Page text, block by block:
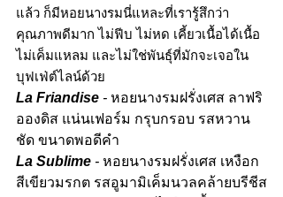
แล้ว ก็มีหอยนางรมนี่แหละที่เรารู้สึกว่า
คุณภาพดีมาก ไม่ฟีบ ไม่หด เคี้ยวเนื้อได้เนื้อ
ไม่เค็มแหลม และไม่ใช่พันธุ์ที่มักจะเจอใน
บุฟเฟ่ต์ไลน์ด้วย
La Friandise - หอยนางรมฝรั่งเศส ลาฟริ
อองดิส แน่นเฟอร์ม กรุบกรอบ รสหวาน
ชัด ขนาดพอดีคำ
La Sublime - หอยนางรมฝรั่งเศส เหงือก
สีเขียวมรกต รสอูมามิเค็มนวลคล้ายบรีชีส